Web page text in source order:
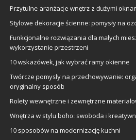
Przytulne aranżacje wnętrz z dużymi
Stylowe dekoracje ścienne: pomysły na
Funkcjonalne rozwiązania dla małych
wykorzystanie przestrzeni
10 wskazówek, jak wybrać ramy okienne
Twórcze pomysły na przechowywanie:
oryginalny sposób
Rolety wewnętrzne i zewnętrzne
Wnętrza w stylu boho: swoboda i
10 sposobów na modernizację kuchni